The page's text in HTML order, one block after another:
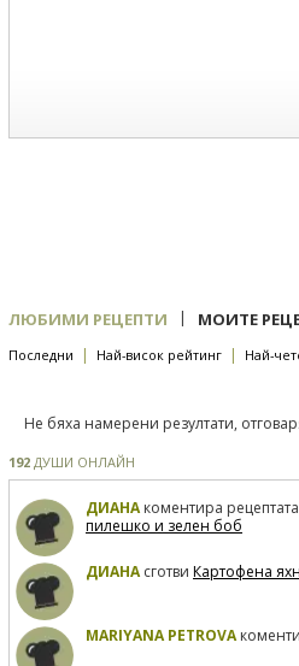
ЛЮБИМИ РЕЦЕПТИ | МОИТЕ
Последни | Най-висок рейтинг | Най-
Не бяха намерени резултати,
192 ДУШИ ОНЛАЙН
ДИАНАкоментира рецептата
пилешко и зелен боб
ДИАНАсготви Картофена
MARIYANA PETROVA